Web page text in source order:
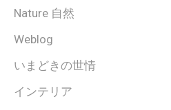
Nature 自然
Weblog
いまどきの世情
インテリア